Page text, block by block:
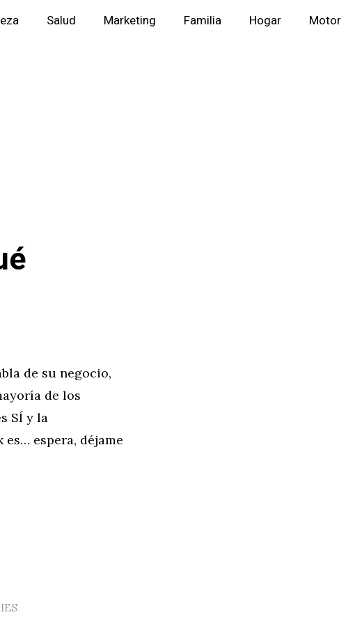
Salud Marketing Familia Hogar Motor
de su negocio,
de los
SÍ y la
espera, déjame